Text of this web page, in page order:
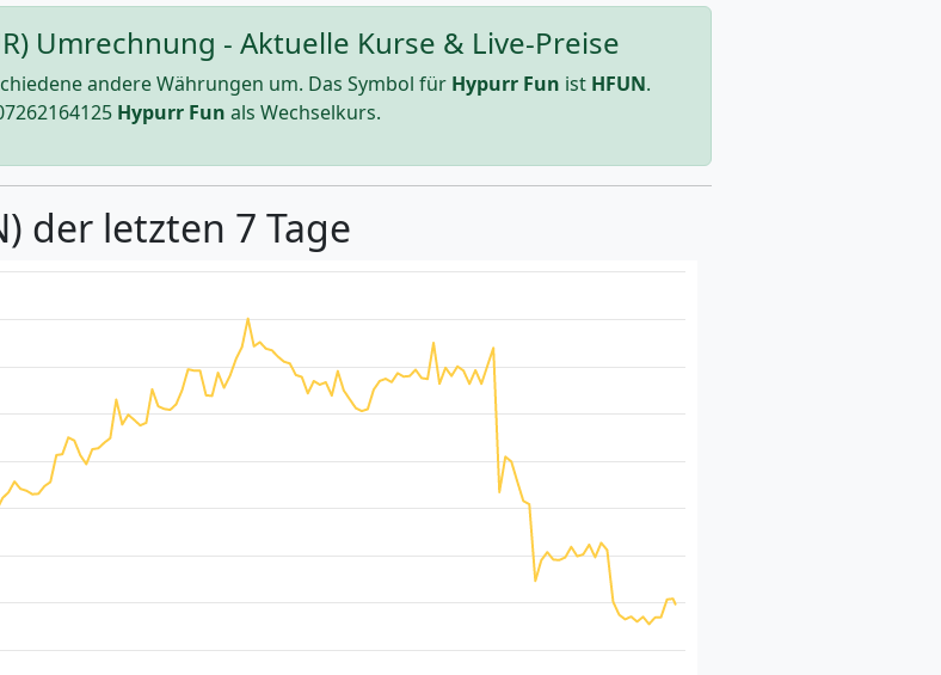
Umrechnung - Aktuelle Kurse & Live-Preise
andere Währungen um. Das Symbol für Hypurr Fun ist HFUN.
Hypurr Fun als Wechselkurs.
der letzten 7 Tage